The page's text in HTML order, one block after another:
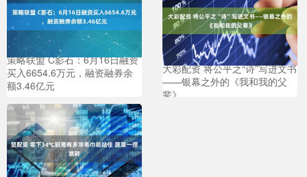
策略联盟 C影石：6月16日融资
买入6654.6万元，融资融券余
额3.46亿元
大彩配资 将公平之“诗”写进文书
——银幕之外的《我和我的父
辈》